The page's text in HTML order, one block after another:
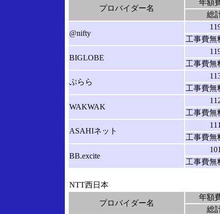
プロバイダー名
年額
総
@nifty
工事費無
BIGLOBE
工事費無
ぷらら
工事費無
WAKWAK
工事費無
ASAHIネット
工事費無
BB.excite
工事費無
NTT西日本
プロバイダー名
年額
総